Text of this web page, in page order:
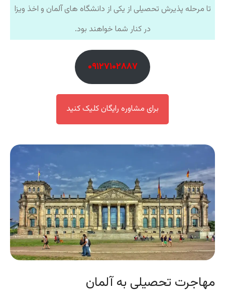
تا مرحله پذیرش تحصیلی از یکی از دانشگاه های آلمان و اخذ ویزا
در کنار شما خواهند بود.
۰۹۱۲۷۱۰۲۸۸۷
برای مشاوره رایگان کلیک کنید
مهاجرت تحصیلی به آلمان